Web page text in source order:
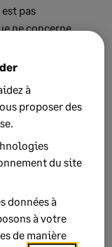
pas
ne concerne
en
la facturation
s'inscrit à
?
à
proposer des
du site
données à
à votre
de manière